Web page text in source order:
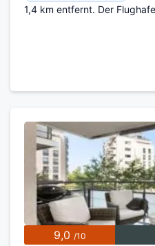
1,4 km entfernt. Der
9,0 /10